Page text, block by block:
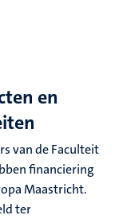
en
van de Faculteit
financiering
Maastricht.
ter